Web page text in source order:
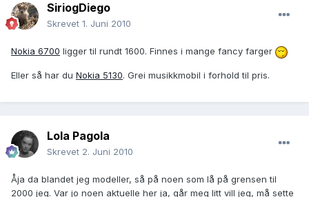
SiriogDiego
Skrevet 1. Juni 2010
Nokia 6700 ligger til rundt 1600. Finnes i mange fancy farger
Eller så har du Nokia 5130. Grei musikkmobil i forhold til pris.
Lola Pagola
Skrevet 2. Juni 2010
Åja da blandet jeg modeller, så på noen som lå på grensen til
2000 jeg. Var jo noen aktuelle her ja, går meg litt vill jeg, må sette